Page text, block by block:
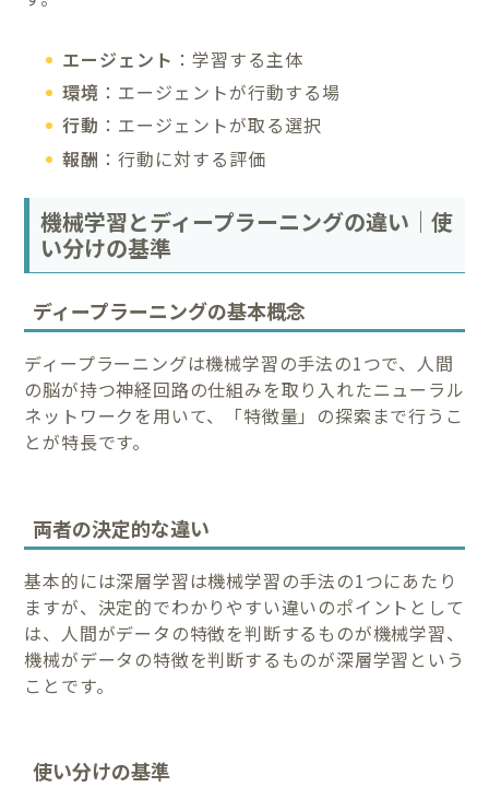
エージェント ：学習する主体
環境 ：エージェントが行動する場
行動 ：エージェントが取る選択
報酬 ：行動に対する評価
機械学習とディープラーニングの違い｜使
い分けの基準
ディープラーニングの基本概念
ディープラーニングは機械学習の手法の1つで、人間
の脳が持つ神経回路の仕組みを取り入れたニューラル
ネットワークを用いて、「特徴量」の探索まで行うこ
とが特長です。
両者の決定的な違い
基本的には深層学習は機械学習の手法の1つにあたり
ますが、決定的でわかりやすい違いのポイントとして
は、人間がデータの特徴を判断するものが機械学習、
機械がデータの特徴を判断するものが深層学習という
ことです。
使い分けの基準